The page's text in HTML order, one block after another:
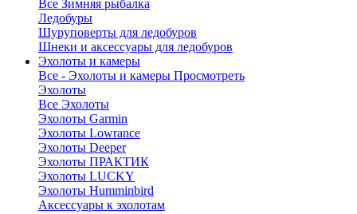
Все Зимняя рыбалка
Ледобуры
Шуруповерты для ледобуров
Шнеки и аксессуары для ледобуров
Эхолоты и камеры
Все - Эхолоты и камеры Просмотреть
Эхолоты
Все Эхолоты
Эхолоты Garmin
Эхолоты Lowrance
Эхолоты Deeper
Эхолоты ПРАКТИК
Эхолоты LUCKY
Эхолоты Humminbird
Аксессуары к эхолотам